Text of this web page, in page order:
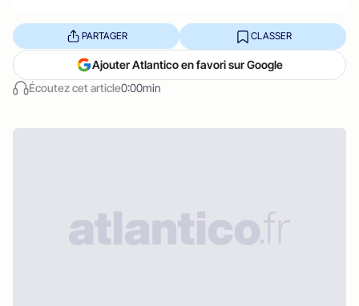
Écoutez cet article0:00min
PARTAGER CLASSER
Ajouter Atlantico en favori sur Google